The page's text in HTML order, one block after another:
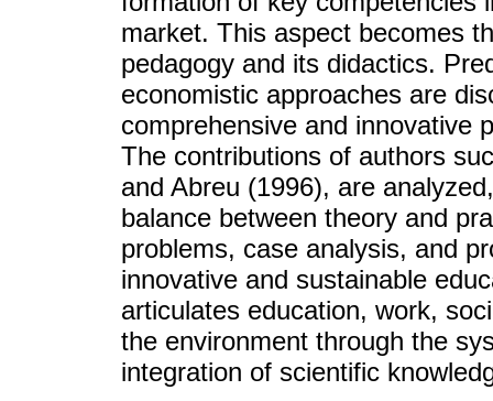
market. This aspect becomes
pedagogy and its didactics.
economistic approaches are
comprehensive and innovative
The contributions of authors
and Abreu (1996), are
balance between theory and
problems, case analysis, and
innovative and sustainable
articulates education, work,
the environment through the
integration of scientific